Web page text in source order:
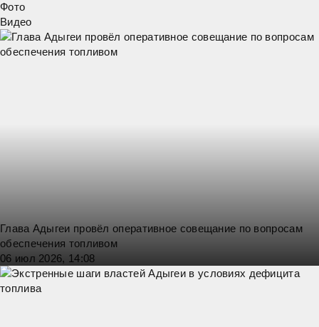
Фото
Видео
Глава Адыгеи провёл оперативное совещание по вопросам
обеспечения топливом
06 июл 2026, 14:08